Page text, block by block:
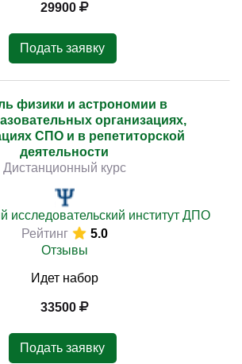
29900
Подать заявку
физики и астрономии в
организациях,
СПО и в репетиторской
деятельности
Дистанционный курс
исследовательский институт ДПО
Рейтинг
5.0
Отзывы
Идет набор
33500
Подать заявку